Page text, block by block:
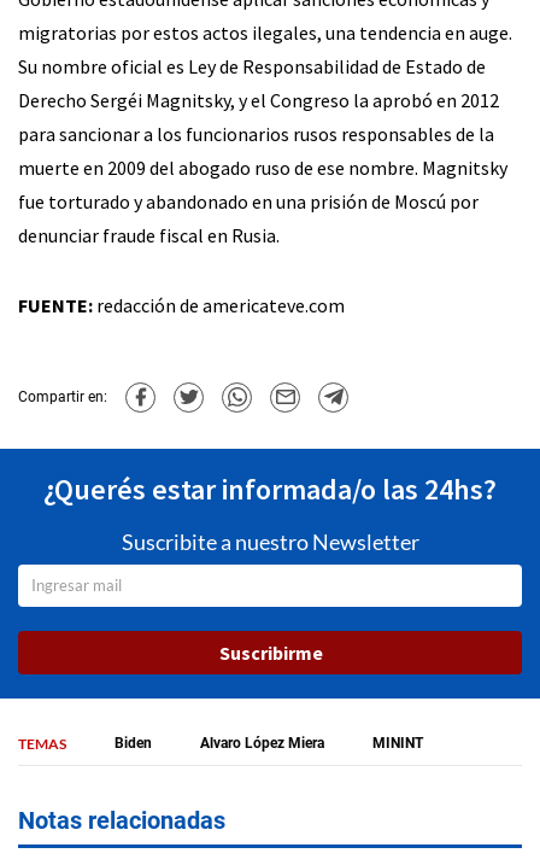
migratorias por estos actos ilegales, una tendencia en auge.
Su nombre oficial es Ley de Responsabilidad de Estado de
Derecho Sergéi Magnitsky, y el Congreso la aprobó en 2012
para sancionar a los funcionarios rusos responsables de la
muerte en 2009 del abogado ruso de ese nombre. Magnitsky
fue torturado y abandonado en una prisión de Moscú por
denunciar fraude fiscal en Rusia.
FUENTE: redacción de americateve.com
Compartir en:
¿Querés estar informada/o las 24hs?
Suscribite a nuestro Newsletter
Suscribirme
TEMAS Biden Alvaro López Miera MININT
Notas relacionadas